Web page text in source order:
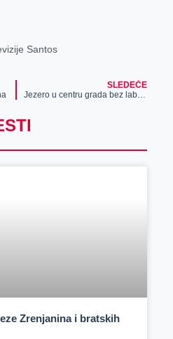
Santos
SLEDEĆE
Jezero u centru grada bez labudova (video)
Zrenjanina i bratskih